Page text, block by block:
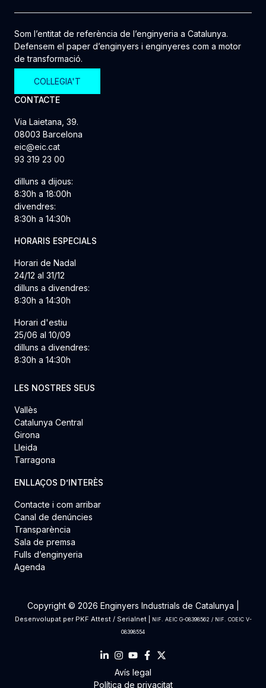
Som l’entitat de referència de l’enginyeria a Catalunya.
Defensem el paper d’enginyers i enginyeres com a motor
de transformació.
COL·LEGIA'T
CONTACTE
Via Laietana, 39.
08003 Barcelona
eic@eic.cat
93 319 23 00
dilluns a dijous:
8:30h a 18:00h
divendres:
8:30h a 14:30h
HORARIS ESPECIALS
Horari de Nadal
24/12 al 31/12
dilluns a divendres:
8:30h a 14:30h
Horari d'estiu
25/06 al 10/09
dilluns a divendres:
8:30h a 14:30h
LES NOSTRES SEUS
Vallès
Catalunya Central
Girona
Lleida
Tarragona
ENLLAÇOS D’INTERÈS
Contacte i com arribar
Canal de denúncies
Transparència
Sala de premsa
Fulls d’enginyeria
Agenda
Copyright © 2026 Enginyers Industrials de Catalunya |
Desenvolupat per PKF Attest/ Serialnet|
NIF. AEIC G-08398562 / NIF. COEIC V-
08398554
Avís legal
Política de privacitat